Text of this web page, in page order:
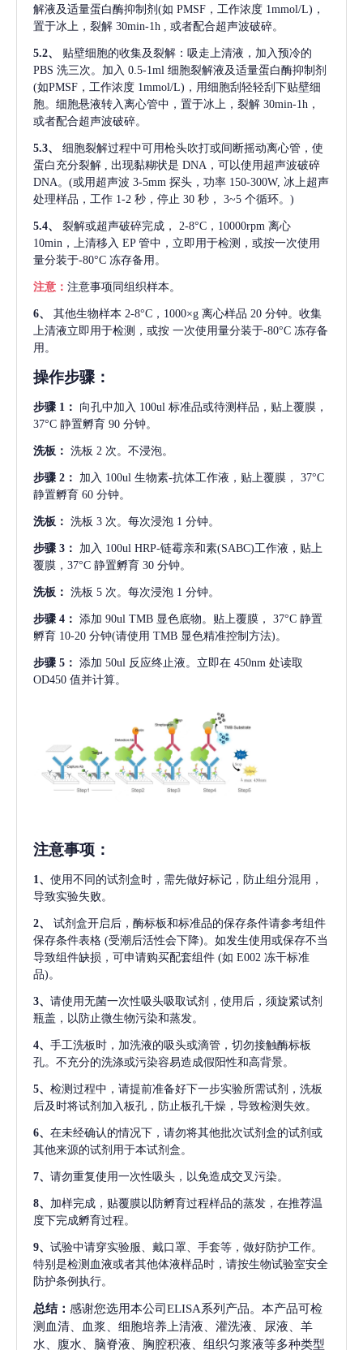
解液及适量蛋白酶抑制剂(如 PMSF，工作浓度 1mmol/L)，
置于冰上，裂解 30min-1h , 或者配合超声波破碎。
5.2、
贴壁细胞的收集及裂解：吸走上清液，加入预冷的
PBS 洗三次。加入 0.5-1ml 细胞裂解液及适量蛋白酶抑制剂
(如PMSF，工作浓度 1mmol/L)，用细胞刮轻轻刮下贴壁细
胞。细胞悬液转入离心管中，置于冰上，裂解 30min-1h，
或者配合超声波破碎。
5.3、
细胞裂解过程中可用枪头吹打或间断摇动离心管，使
蛋白充分裂解 , 出现黏糊状是 DNA，可以使用超声波破碎
DNA。(或用超声波 3-5mm 探头，功率 150-300W, 冰上超声
处理样品，工作 1-2 秒，停止 30 秒， 3~5 个循环。)
5.4、 裂解或超声破碎完成，
2-8°C，10000rpm 离心
10min，上清移入 EP 管中，立即用于检测，或按一次使用
量分装于-80°C 冻存备用。
注意： 注意事项同组织样本。
6、 其他生物样本 2-8°C，1000×g 离心样品 20 分钟。收集
上清液立即用于检测，或按 一次使用量分装于-80°C 冻存备
用。
操作步骤：
步骤 1： 向孔中加入 100ul 标准品或待测样品，贴上覆膜，
37°C 静置孵育 90 分钟。
洗板： 洗板 2 次。不浸泡。
步骤 2： 加入 100ul 生物素-抗体工作液，贴上覆膜， 37°C
静置孵育 60 分钟。
洗板： 洗板 3 次。每次浸泡 1 分钟。
步骤 3： 加入 100ul HRP-链霉亲和素(SABC)工作液，贴上
覆膜，37°C 静置孵育 30 分钟。
洗板： 洗板 5 次。每次浸泡 1 分钟。
步骤 4： 添加 90ul TMB 显色底物。贴上覆膜， 37°C 静置
孵育 10-20 分钟(请使用 TMB 显色精准控制方法)。
步骤 5： 添加 50ul 反应终止液。立即在 450nm 处读取
OD450 值并计算。
注意事项 ：
1、 使用不同的试剂盒时，需先做好标记，防止组分混用，
导致实验失败。
2、
试剂盒开启后，酶标板和标准品的保存条件请参考组件
保存条件表格 (受潮后活性会下降)。如发生使用或保存不当
导致组件缺损，可申请购买配套组件 (如 E002 冻干标准
品)。
3、 请使用无菌一次性吸头吸取试剂，使用后，须旋紧试剂
瓶盖，以防止微生物污染和蒸发。
4、 手工洗板时，加洗液的吸头或滴管，切勿接触酶标板
孔。不充分的洗涤或污染容易造成假阳性和高背景。
5、 检测过程中，请提前准备好下一步实验所需试剂，洗板
后及时将试剂加入板孔，防止板孔干燥，导致检测失效。
6、 在未经确认的情况下，请勿将其他批次试剂盒的试剂或
其他来源的试剂用于本试剂盒。
7、 请勿重复使用一次性吸头，以免造成交叉污染。
8、 加样完成，贴覆膜以防孵育过程样品的蒸发，在推荐温
度下完成孵育过程。
9、 试验中请穿实验服、戴口罩、手套等，做好防护工作。
特别是检测血液或者其他体液样品时，请按生物试验室安全
防护条例执行。
总结： 感谢您选用本公司ELISA系列产品。本产品可检
测血清、血浆、细胞培养上清液、灌洗液、尿液、羊
水、腹水、脑脊液、胸腔积液、组织匀浆液等多种类型